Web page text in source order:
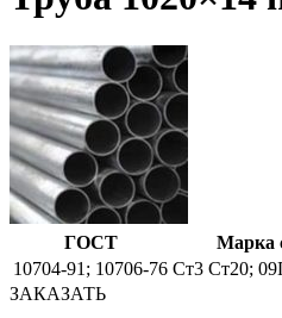
ГОСТ Марка
10704-91; 10706-76 Ст3 Ст20;
ЗАКАЗАТЬ